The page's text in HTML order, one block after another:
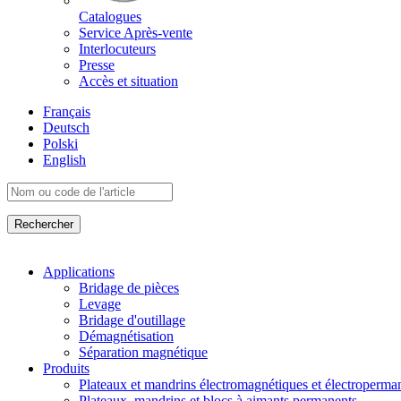
Catalogues
Service Après-vente
Interlocuteurs
Presse
Accès et situation
Français
Deutsch
Polski
English
Applications
Bridage de pièces
Levage
Bridage d'outillage
Démagnétisation
Séparation magnétique
Produits
Plateaux et mandrins électromagnétiques et